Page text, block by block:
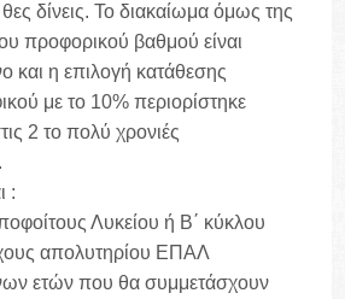
δίνεις. Το διακαίωμα όμως της
προφορικού βαθμού είναι
και η επιλογή κατάθεσης
με το 10% περιορίστηκε
2 το πολύ χρονιές
:
Λυκείου ή Β΄ κύκλου
απολυτηρίου ΕΠΑΛ
ετών που θα συμμετάσχουν